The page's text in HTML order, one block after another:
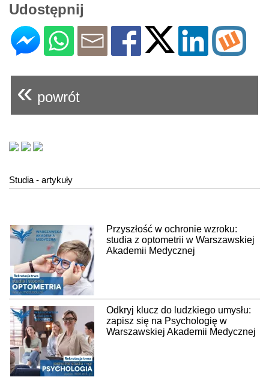
Udostępnij
« powrót
Studia - artykuły
Przyszłość w ochronie wzroku:
studia z optometrii w Warszawskiej
Akademii Medycznej
Odkryj klucz do ludzkiego umysłu:
zapisz się na Psychologię w
Warszawskiej Akademii Medycznej